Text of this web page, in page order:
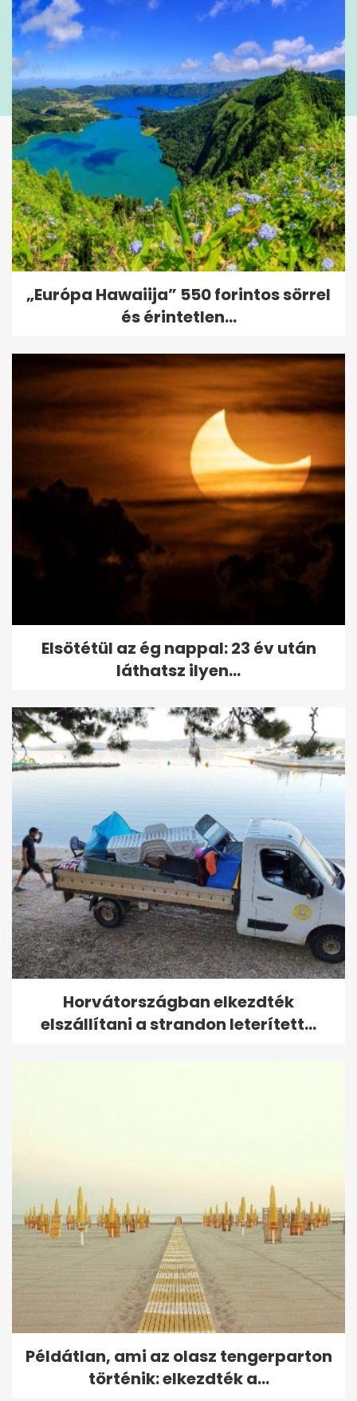
„Európa Hawaiija” 550 forintos sörrel
és érintetlen...
Elsötétül az ég nappal: 23 év után
láthatsz ilyen...
Horvátországban elkezdték
elszállítani a strandon leterített...
Példátlan, ami az olasz tengerparton
történik: elkezdték a...